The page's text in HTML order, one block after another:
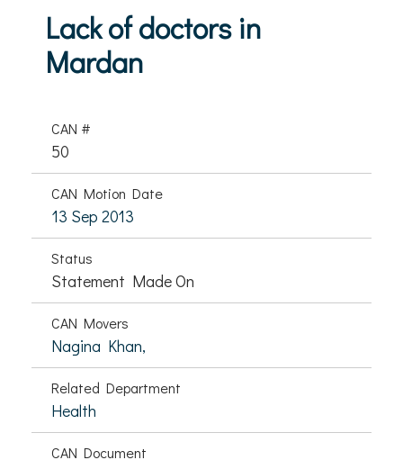
Lack of doctors in
Mardan
CAN #
50
CAN Motion Date
13 Sep 2013
Status
Statement Made On
CAN Movers
Nagina Khan,
Related Department
Health
CAN Document